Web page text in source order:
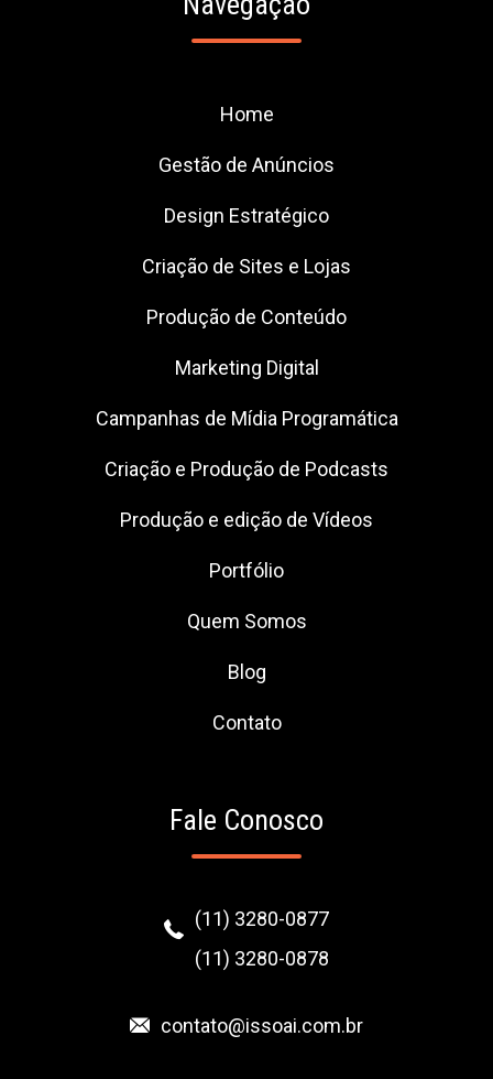
Home
Gestão de Anúncios
Design Estratégico
Criação de Sites e Lojas
Produção de Conteúdo
Marketing Digital
Campanhas de Mídia Programática
Criação e Produção de Podcasts
Produção e edição de Vídeos
Portfólio
Quem Somos
Blog
Contato
Fale Conosco
(11) 3280-0877
(11) 3280-0878
contato@issoai.com.br